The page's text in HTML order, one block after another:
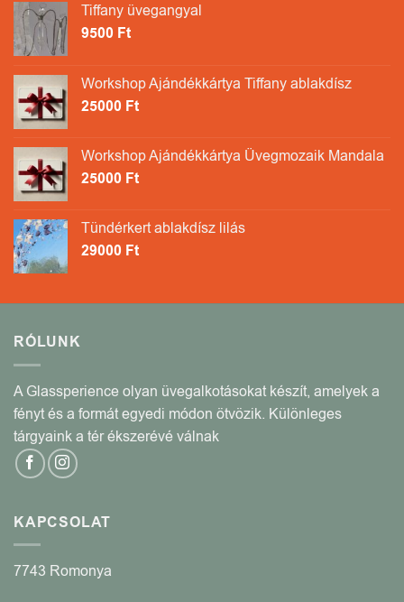
Tiffany üvegangyal
9500 Ft
Workshop Ajándékkártya Tiffany ablakdísz
25000 Ft
Workshop Ajándékkártya Üvegmozaik Mandala
25000 Ft
Tündérkert ablakdísz lilás
29000 Ft
RÓLUNK
A Glassperience olyan üvegalkotásokat készít, amelyek a
fényt és a formát egyedi módon ötvözik. Különleges
tárgyaink a tér ékszerévé válnak
KAPCSOLAT
7743 Romonya